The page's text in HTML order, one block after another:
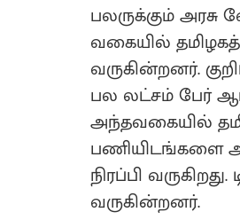
பலருக்கும்
வகையில்
வருகின்றனர்.
பல லட்சம் பேர்
அந்தவகையில்
பணியிடங்களை
நிரப்பி
வருகின்றனர்.